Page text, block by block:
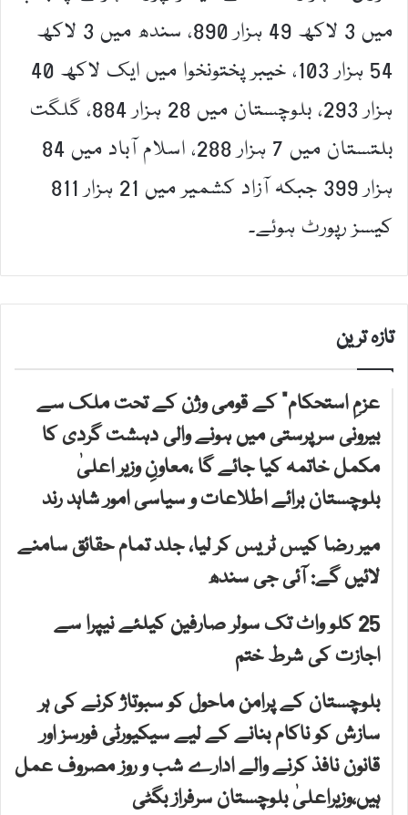
میں 3 لاکھ 49 ہزار 890، سندھ میں 3 لاکھ
54 ہزار 103، خیبر پختونخوا میں ایک لاکھ 40
ہزار 293، بلوچستان میں 28 ہزار 884، گلگت
بلتستان میں 7 ہزار 288، اسلام آباد میں 84
ہزار 399 جبکہ آزاد کشمیر میں 21 ہزار 811
کیسز رپورٹ ہوئے۔
تازہ ترین
عزمِ استحکام” کے قومی وژن کے تحت ملک سے
بیرونی سرپرستی میں ہونے والی دہشت گردی کا
مکمل خاتمہ کیا جائے گا ،معاونِ وزیر اعلیٰ
بلوچستان برائے اطلاعات و سیاسی امور شاہد رند
میر رضا کیس ٹریس کر لیا، جلد تمام حقائق سامنے
لائیں گے: آئی جی سندھ
25 کلو واٹ تک سولر صارفین کیلئے نیپرا سے
اجازت کی شرط ختم
بلوچستان کے پرامن ماحول کو سبوتاژ کرنے کی ہر
سازش کو ناکام بنانے کے لیے سیکیورٹی فورسز اور
قانون نافذ کرنے والے ادارے شب و روز مصروف عمل
ہیں،وزیراعلیٰ بلوچستان سرفراز بگٹی